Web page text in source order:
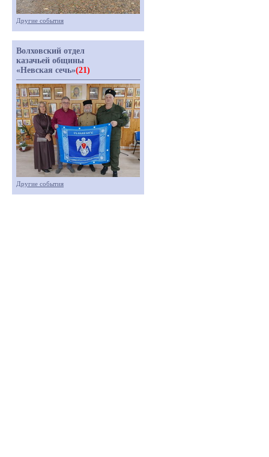
Другие события
Волховский отдел
казачьей общины
«Невская сечь»(21)
Другие события